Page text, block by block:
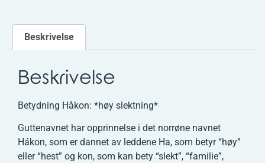
Beskrivelse
Beskrivelse
Betydning Håkon: *høy slektning*
Guttenavnet har opprinnelse i det norrøne navnet
Hákon, som er dannet av leddene Ha, som betyr “høy”
eller “hest” og kon, som kan bety “slekt”, “familie”,